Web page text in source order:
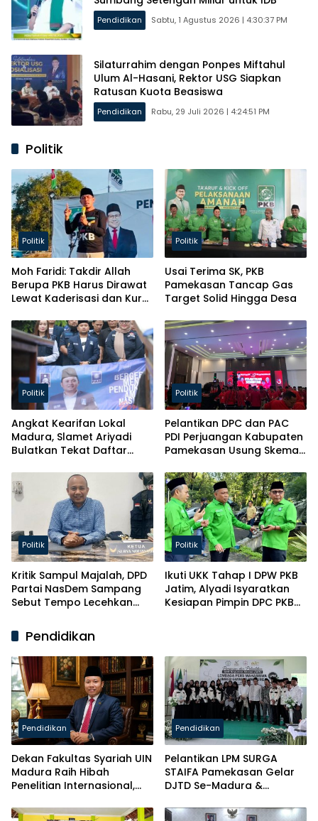
Pendidikan Sabtu, 1 Agustus 2026 | 4:30:37 PM
Silaturrahim dengan Ponpes Miftahul
Ulum Al-Hasani, Rektor USG Siapkan
Ratusan Kuota Beasiswa
Pendidikan Rabu, 29 Juli 2026 | 4:24:51 PM
Politik
Politik
Moh Faridi: Takdir Allah
Berupa PKB Harus Dirawat
Lewat Kaderisasi dan Kursi
Politik
Usai Terima SK, PKB
Pamekasan Tancap Gas
Target Solid Hingga Desa
Politik
Angkat Kearifan Lokal
Madura, Slamet Ariyadi
Bulatkan Tekat Daftar
Politik
Pelantikan DPC dan PAC
PDI Perjuangan Kabupaten
Pamekasan Usung Skema
Politik
Kritik Sampul Majalah, DPD
Partai NasDem Sampang
Sebut Tempo Lecehkan
Politik
Ikuti UKK Tahap I DPW PKB
Jatim, Alyadi Isyaratkan
Kesiapan Pimpin DPC PKB
Pendidikan
Pendidikan
Dekan Fakultas Syariah UIN
Madura Raih Hibah
Penelitian Internasional,
Kancah Global
Pendidikan
Pelantikan LPM SURGA
STAIFA Pamekasan Gelar
DJTD Se-Madura &